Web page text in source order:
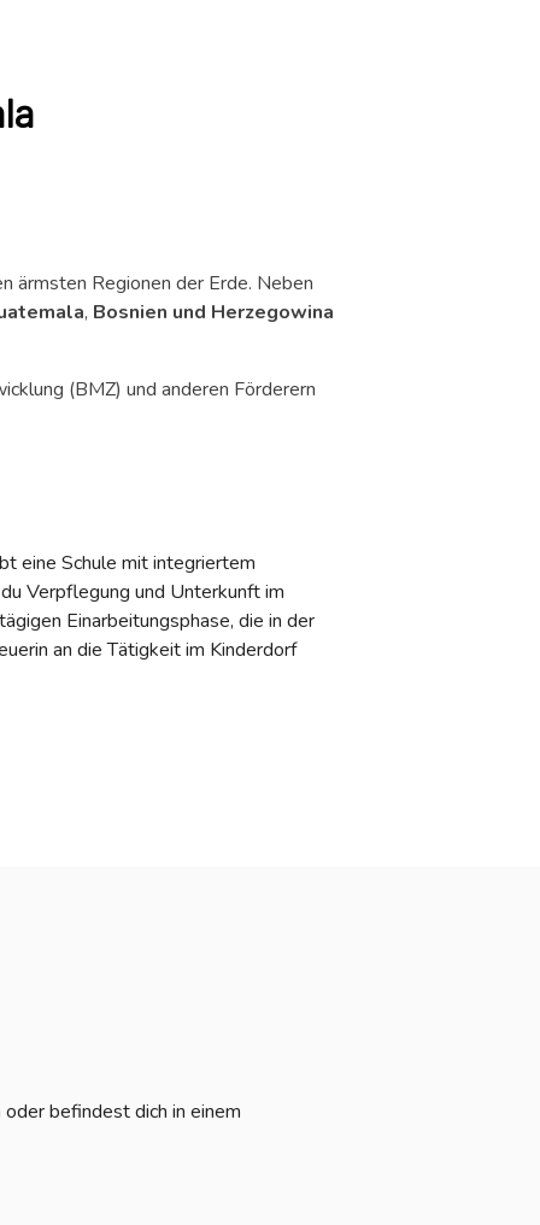
ärmsten Regionen der Erde. Neben
, Bosnien und Herzegowina
(BMZ) und anderen Förderern
eine Schule mit integriertem
Verpflegung und Unterkunft im
Einarbeitungsphase, die in der
an die Tätigkeit im Kinderdorf
befindest dich in einem